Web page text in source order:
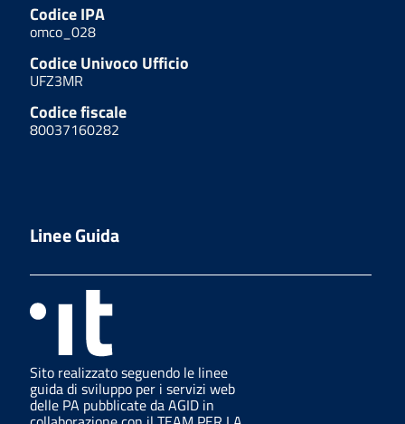
Codice IPA
omco_028
Codice Univoco Ufficio
UFZ3MR
Codice fiscale
80037160282
Linee Guida
Sito realizzato seguendo le linee
guida di sviluppo per i servizi web
delle PA pubblicate da AGID in